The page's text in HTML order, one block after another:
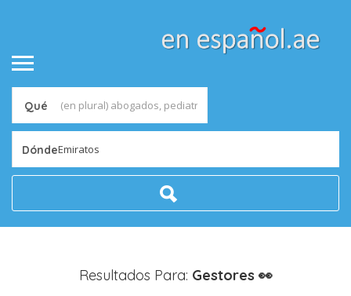
Qué
DóndeEmiratos
Resultados Para: Gestores 👀